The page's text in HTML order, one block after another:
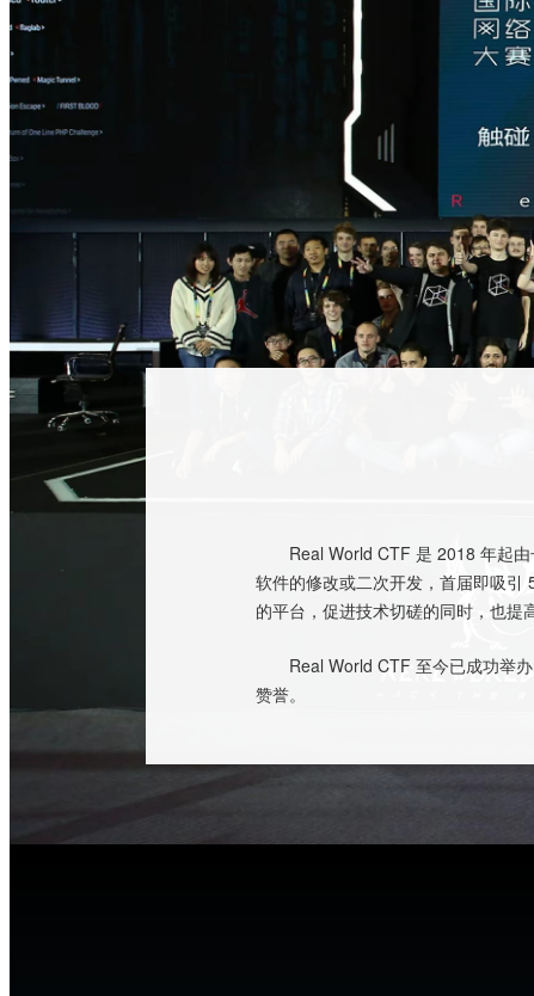
Real World CTF 是 2018 年起
软件的修改或二次开发，首届即吸
的平台，促进技术切磋的同时，也提
Real World CTF 至今已成功举
赞誉。